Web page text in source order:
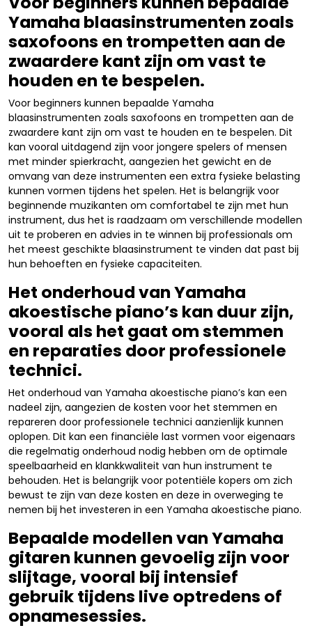
Yamaha blaasinstrumenten zoals
saxofoons en trompetten aan de
zwaardere kant zijn om vast te
houden en te bespelen.
Voor beginners kunnen bepaalde Yamaha
blaasinstrumenten zoals saxofoons en trompetten aan de
zwaardere kant zijn om vast te houden en te bespelen. Dit
kan vooral uitdagend zijn voor jongere spelers of mensen
met minder spierkracht, aangezien het gewicht en de
omvang van deze instrumenten een extra fysieke belasting
kunnen vormen tijdens het spelen. Het is belangrijk voor
beginnende muzikanten om comfortabel te zijn met hun
instrument, dus het is raadzaam om verschillende modellen
uit te proberen en advies in te winnen bij professionals om
het meest geschikte blaasinstrument te vinden dat past bij
hun behoeften en fysieke capaciteiten.
Het onderhoud van Yamaha
akoestische piano’s kan duur zijn,
vooral als het gaat om stemmen
en reparaties door professionele
technici.
Het onderhoud van Yamaha akoestische piano’s kan een
nadeel zijn, aangezien de kosten voor het stemmen en
repareren door professionele technici aanzienlijk kunnen
oplopen. Dit kan een financiële last vormen voor eigenaars
die regelmatig onderhoud nodig hebben om de optimale
speelbaarheid en klankkwaliteit van hun instrument te
behouden. Het is belangrijk voor potentiële kopers om zich
bewust te zijn van deze kosten en deze in overweging te
nemen bij het investeren in een Yamaha akoestische piano.
Bepaalde modellen van Yamaha
gitaren kunnen gevoelig zijn voor
slijtage, vooral bij intensief
gebruik tijdens live optredens of
opnamesessies.